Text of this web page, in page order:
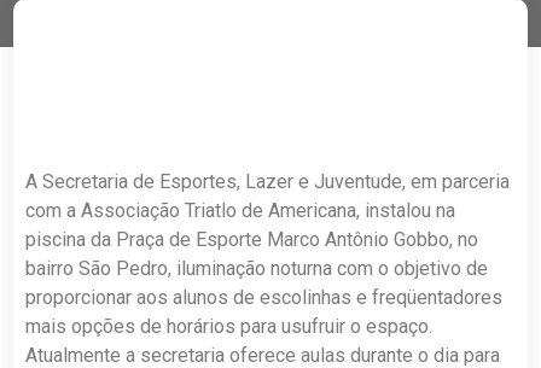
A Secretaria de Esportes, Lazer e Juventude, em parceria
com a Associação Triatlo de Americana, instalou na
piscina da Praça de Esporte Marco Antônio Gobbo, no
bairro São Pedro, iluminação noturna com o objetivo de
proporcionar aos alunos de escolinhas e freqüentadores
mais opções de horários para usufruir o espaço.
Atualmente a secretaria oferece aulas durante o dia para